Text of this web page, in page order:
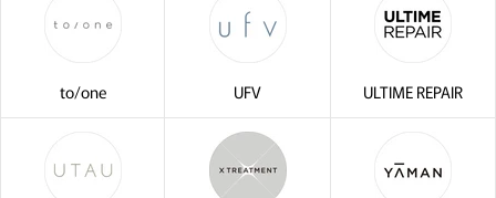
to/one UFV ULTIME REPAIR